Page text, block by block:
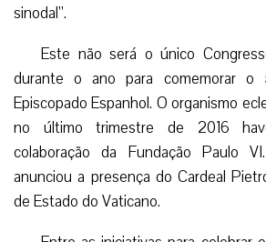
sinodal”.
Este não será o único
durante o ano para comemorar o
Episcopado Espanhol. O organismo
no último trimestre de 2016
colaboração da Fundação Paulo
anunciou a presença do Cardeal
de Estado do Vaticano.